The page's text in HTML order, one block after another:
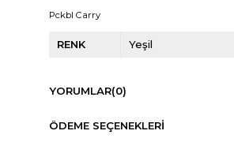
Pckbl Carry
RENK Yeşil
YORUMLAR(0)
ÖDEME SEÇENEKLERI